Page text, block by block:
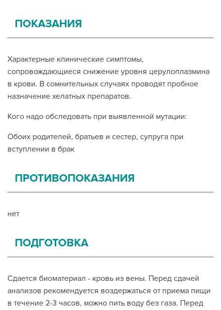
ПОКАЗАНИЯ
Характерные клинические симптомы,
сопровождающиеся снижение уровня церулоплазмина
в крови. В сомнительных случаях проводят пробное
назначение хелатных препаратов.
Кого надо обследовать при выявленной мутации:
Обоих родителей, братьев и сестер, супруга при
вступлении в брак
ПРОТИВОПОКАЗАНИЯ
нет
ПОДГОТОВКА
Сдается биоматериал - кровь из вены. Перед сдачей
анализов рекомендуется воздержаться от приема пищи
в течение 2-3 часов, можно пить воду без газа. Перед